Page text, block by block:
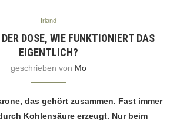
Irland
DOSE, WIE FUNKTIONIERT DAS
EIGENTLICH?
geschrieben von Mo
das gehört zusammen. Fast immer
Kohlensäure erzeugt. Nur beim